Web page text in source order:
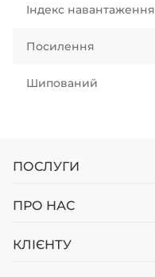
Індекс навантаження
Посилення
Шипований
ПОСЛУГИ
ПРО НАС
КЛІЄНТУ